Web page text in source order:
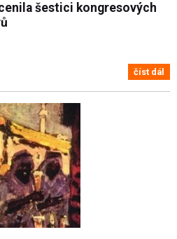
šestici kongresových
číst dál